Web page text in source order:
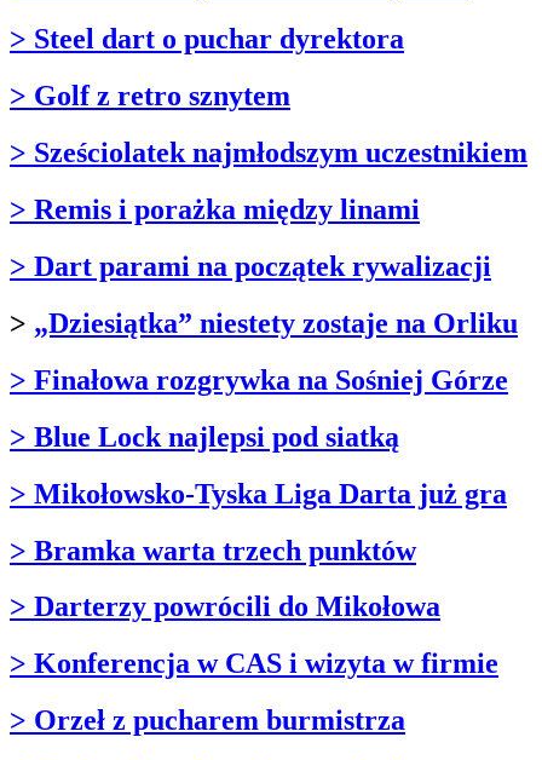
> Steel dart o puchar dyrektora
> Golf z retro sznytem
> Sześciolatek najmłodszym uczestnikiem
> Remis i porażka między linami
> Dart parami na początek rywalizacji
> „Dziesiątka” niestety zostaje na Orliku
> Finałowa rozgrywka na Sośniej Górze
> Blue Lock najlepsi pod siatką
> Mikołowsko-Tyska Liga Darta już gra
> Bramka warta trzech punktów
> Darterzy powrócili do Mikołowa
> Konferencja w CAS i wizyta w firmie
> Orzeł z pucharem burmistrza